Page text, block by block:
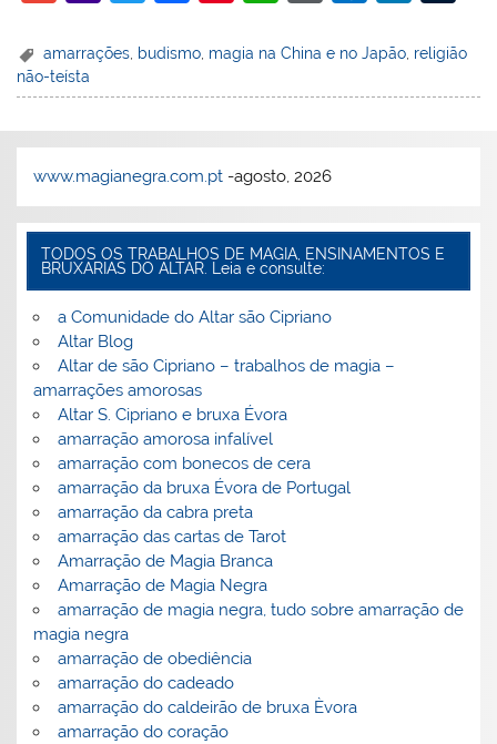
ai
l
h
o
M
ai
l
itt
er
c
e
o
o
k
er
e
at
s
p
d
Pr
ss
lo
o
m
k
e
m
bl
amarrações budismo magia na China e no Japão religião
não-teísta
www.magianegra.com.pt -agosto, 2026
TODOS OS TRABALHOS DE MAGIA, ENSINAMENTOS E
BRUXARIAS DO ALTAR. Leia e consulte:
a Comunidade do Altar são Cipriano
Altar Blog
Altar de são Cipriano – trabalhos de magia –
amarrações amorosas
Altar S. Cipriano e bruxa Évora
amarração amorosa infalível
amarração com bonecos de cera
amarração da bruxa Évora de Portugal
amarração da cabra preta
amarração das cartas de Tarot
Amarração de Magia Branca
Amarração de Magia Negra
amarração de magia negra, tudo sobre amarração de
magia negra
amarração de obediência
amarração do cadeado
amarração do caldeirão de bruxa Èvora
amarração do coração